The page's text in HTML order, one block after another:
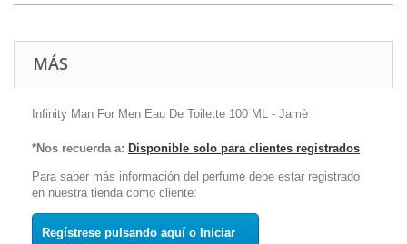
MÁS
Infinity Man For Men Eau De Toilette 100 ML - Jamè
*Nos recuerda a: Disponible solo para clientes registrados
Para saber más información del perfume debe estar registrado
en nuestra tienda como cliente:
Regístrese pulsando aquí o Iniciar